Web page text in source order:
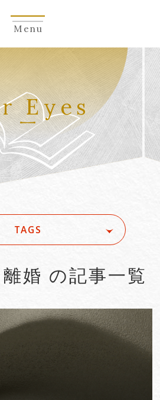
Menu
Eyes
TAGS
#ACRA
#AFCP
#Agreements
#AI Governance
婚 の記事一覧